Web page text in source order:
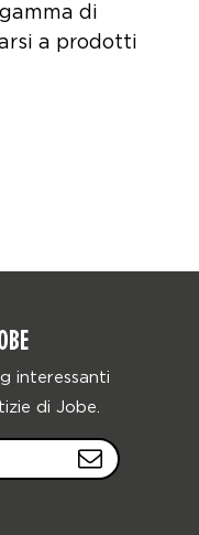
di
a prodotti
interessanti
di Jobe.